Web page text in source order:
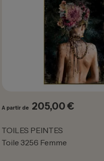
A partir de Prix
205,00 €
TOILES PEINTES
Toile 3256 Femme